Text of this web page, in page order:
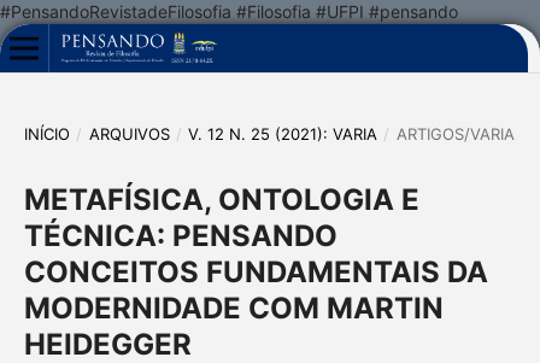
#PensandoRevistadeFilosofia #Filosofia #UFPI #pensando
INÍCIO / ARQUIVOS / V. 12 N. 25 (2021): VARIA / ARTIGOS/VARIA
METAFÍSICA, ONTOLOGIA E
TÉCNICA: PENSANDO
CONCEITOS FUNDAMENTAIS DA
MODERNIDADE COM MARTIN
HEIDEGGER